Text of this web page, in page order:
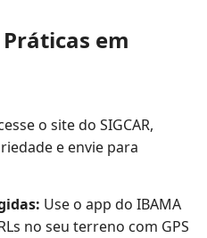
em
o site do SIGCAR,
e envie para
Use o app do IBAMA
no seu terreno com GPS